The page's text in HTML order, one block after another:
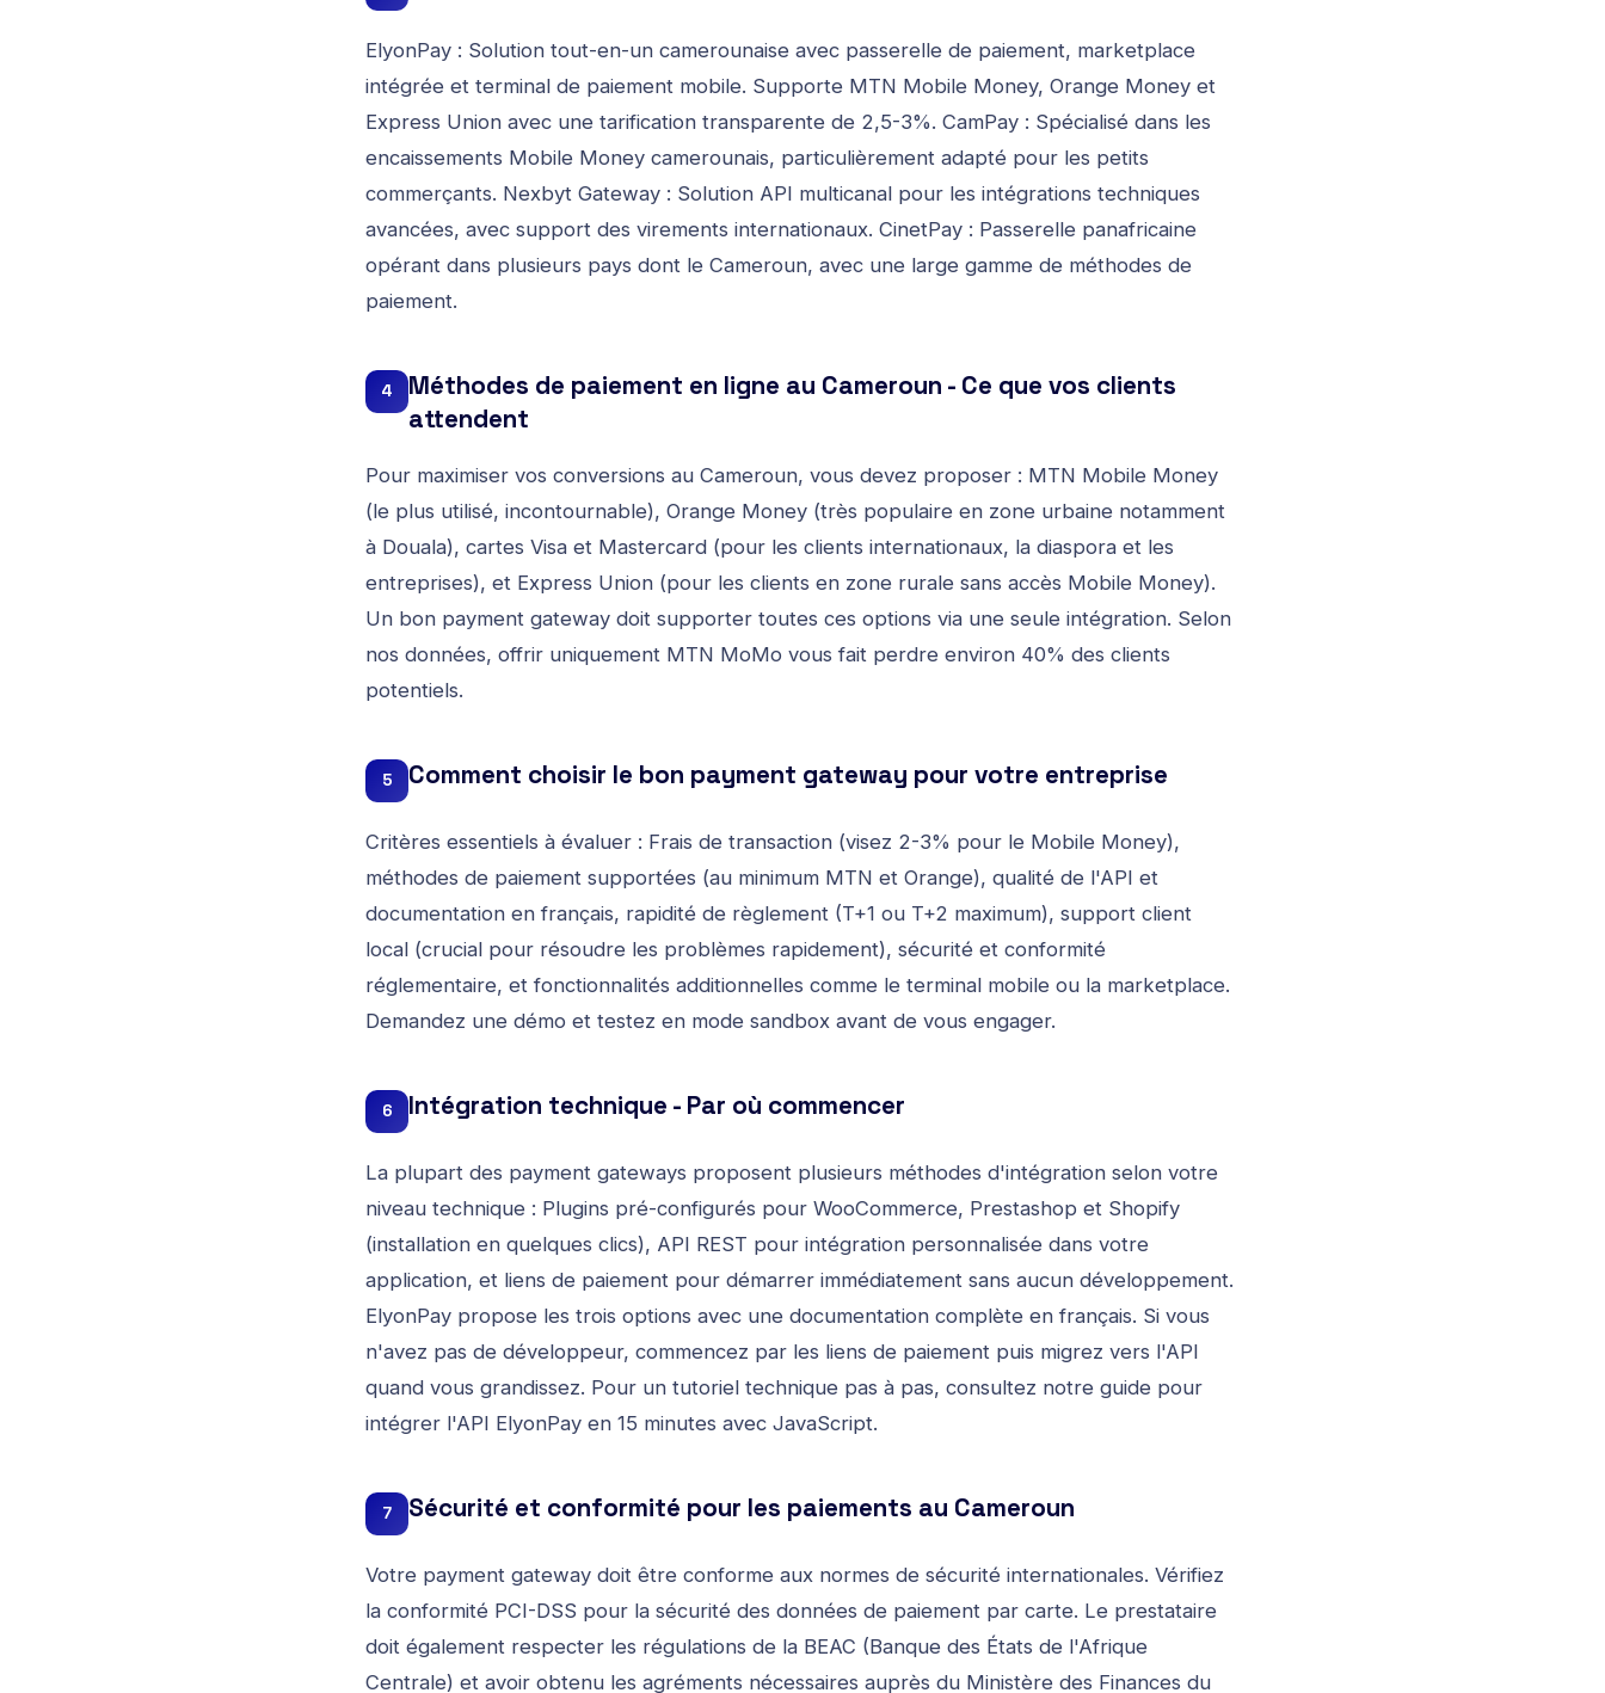
ElyonPay : Solution tout-en-un camerounaise avec passerelle de paiement, marketplace
intégrée et terminal de paiement mobile. Supporte MTN Mobile Money, Orange Money et
Express Union avec une tarification transparente de 2,5-3%. CamPay : Spécialisé dans les
encaissements Mobile Money camerounais, particulièrement adapté pour les petits
commerçants. Nexbyt Gateway : Solution API multicanal pour les intégrations techniques
avancées, avec support des virements internationaux. CinetPay : Passerelle panafricaine
opérant dans plusieurs pays dont le Cameroun, avec une large gamme de méthodes de
paiement.
4
Méthodes de paiement en ligne au Cameroun - Ce que vos clients
attendent
Pour maximiser vos conversions au Cameroun, vous devez proposer : MTN Mobile Money
(le plus utilisé, incontournable), Orange Money (très populaire en zone urbaine notamment
à Douala), cartes Visa et Mastercard (pour les clients internationaux, la diaspora et les
entreprises), et Express Union (pour les clients en zone rurale sans accès Mobile Money).
Un bon payment gateway doit supporter toutes ces options via une seule intégration. Selon
nos données, offrir uniquement MTN MoMo vous fait perdre environ 40% des clients
potentiels.
5 Comment choisir le bon payment gateway pour votre entreprise
Critères essentiels à évaluer : Frais de transaction (visez 2-3% pour le Mobile Money),
méthodes de paiement supportées (au minimum MTN et Orange), qualité de l'API et
documentation en français, rapidité de règlement (T+1 ou T+2 maximum), support client
local (crucial pour résoudre les problèmes rapidement), sécurité et conformité
réglementaire, et fonctionnalités additionnelles comme le terminal mobile ou la marketplace.
Demandez une démo et testez en mode sandbox avant de vous engager.
6 Intégration technique - Par où commencer
La plupart des payment gateways proposent plusieurs méthodes d'intégration selon votre
niveau technique : Plugins pré-configurés pour WooCommerce, Prestashop et Shopify
(installation en quelques clics), API REST pour intégration personnalisée dans votre
application, et liens de paiement pour démarrer immédiatement sans aucun développement.
ElyonPay propose les trois options avec une documentation complète en français. Si vous
n'avez pas de développeur, commencez par les liens de paiement puis migrez vers l'API
quand vous grandissez. Pour un tutoriel technique pas à pas, consultez notre guide pour
intégrer l'API ElyonPay en 15 minutes avec JavaScript.
7 Sécurité et conformité pour les paiements au Cameroun
Votre payment gateway doit être conforme aux normes de sécurité internationales. Vérifiez
la conformité PCI-DSS pour la sécurité des données de paiement par carte. Le prestataire
doit également respecter les régulations de la BEAC (Banque des États de l'Afrique
Centrale) et avoir obtenu les agréments nécessaires auprès du Ministère des Finances du